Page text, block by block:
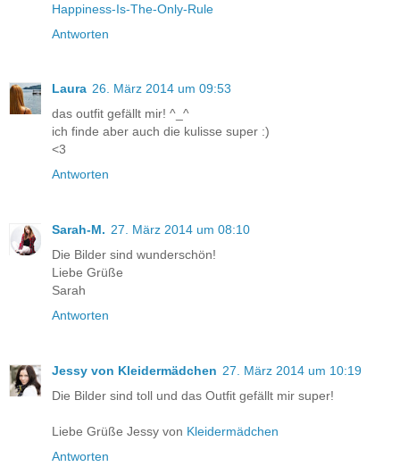
Happiness-Is-The-Only-Rule
Antworten
Laura 26. März 2014 um 09:53
das outfit gefällt mir! ^_^
ich finde aber auch die kulisse super :)
<3
Antworten
Sarah-M. 27. März 2014 um 08:10
Die Bilder sind wunderschön!
Liebe Grüße
Sarah
Antworten
Jessy von Kleidermädchen 27. März 2014 um 10:19
Die Bilder sind toll und das Outfit gefällt mir super!
Liebe Grüße Jessy von Kleidermädchen
Antworten